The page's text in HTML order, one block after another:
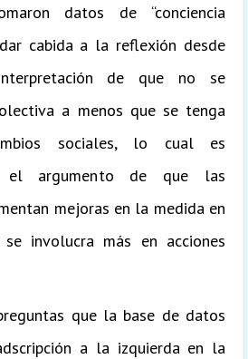
datos de “conciencia
cabida a la reflexión desde
de que no se
a menos que se tenga
sociales, lo cual es
el argumento de que las
mejoras en la medida en
involucra más en acciones
que la base de datos
a la izquierda en la